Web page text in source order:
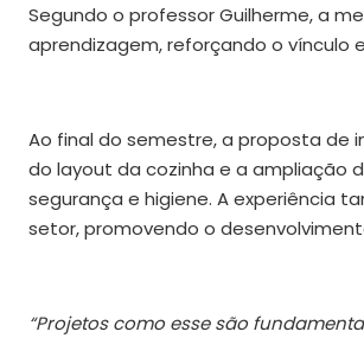
Segundo o professor Guilherme, a
aprendizagem, reforçando o vínculo
Ao final do semestre, a proposta de
do layout da cozinha e a ampliação
segurança e higiene. A experiência
setor, promovendo o
“Projetos como esse são